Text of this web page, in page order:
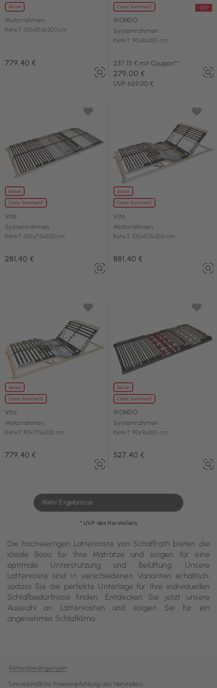
Aktion
Motorrahmen
BxHxT: 100x10,5x200 cm
779,40 €
Code: Summer15 -15%**
MONDO
Systemrahmen
BxHxT: 90x8x200 cm
237,15 € mit Coupon**
UVP 669,00 €
279,00 €
Aktion
Code: Summer15
Vito
Systemrahmen
BxHxT: 100x7.5x200 cm
281,40 €
Aktion
Code: Summer15
Vito
Motorrahmen
BxHxT: 100x17.5x200 cm
881,40 €
Aktion
Code: Summer15
Vito
Motorrahmen
BxHxT: 90x17.5x200 cm
779,40 €
Aktion
Code: Summer15
MONDO
Systemrahmen
BxHxT: 90x9x200 cm
527,40 €
Mehr Ergebnisse
* UVP des Herstellers
Die hochwertigen Lattenroste von Schaffrath bieten die
ideale Basis für Ihre Matratze und sorgen für eine
optimale Unterstützung und Belüftung. Unsere
Lattenroste sind in verschiedenen Varianten erhältlich,
sodass Sie die perfekte Unterlage für Ihre individuellen
Schlafbedürfnisse finden. Entdecken Sie jetzt unsere
Auswahl an Lattenrosten und sorgen Sie für ein
angenehmes Schlafklima.
¹Aktionsbedingungen
*Unverbindliche Preisempfehlung des Herstellers